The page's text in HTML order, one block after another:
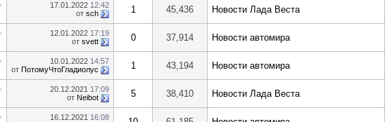
17.01.2022 12:42
от sch 1 45,436 Новости Лада Веста
12.01.2022 17:19
от svett 0 37,914 Новости автомира
10.01.2022 14:57
от ПотомуЧтоГладиолус 1 43,194 Новости автомира
20.12.2021 17:09
от Neibot 5 38,410 Новости Лада Веста
16.12.2021 16:08